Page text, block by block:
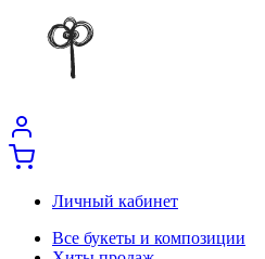
Личный кабинет
Все букеты и композиции